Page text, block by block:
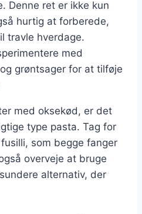
Denne ret er ikke kun
hurtig at forberede,
travle hverdage.
med
grøntsager for at tilføje
med oksekød, er det
type pasta. Tag for
som begge fanger
overveje at bruge
alternativ, der